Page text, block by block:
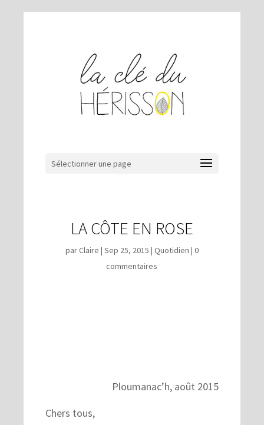
Sélectionner une page
LA CÔTE EN ROSE
parClaire | Sep 25, 2015 | Quotidien | 0
commentaires
Ploumanac’h, août 2015
Chers tous,